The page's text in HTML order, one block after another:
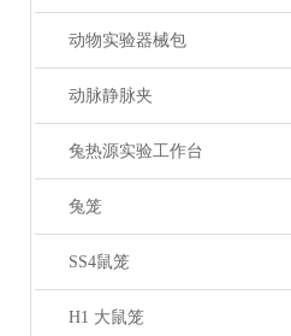
动物实验器械包
动脉静脉夹
兔热源实验工作台
兔笼
SS4鼠笼
H1 大鼠笼